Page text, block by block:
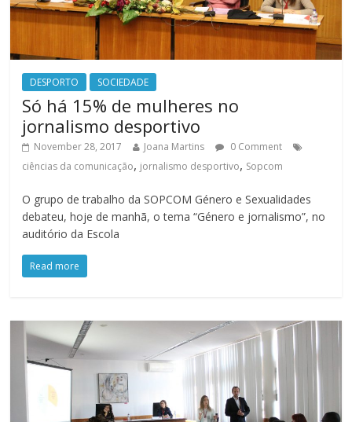
DESPORTO SOCIEDADE
Só há 15% de mulheres no
jornalismo desportivo
November 28, 2017 Joana Martins
0 Comment
ciências da comunicação, jornalismo desportivo, Sopcom
O grupo de trabalho da SOPCOM Género e Sexualidades
debateu, hoje de manhã, o tema “Género e jornalismo”, no
auditório da Escola
Read more